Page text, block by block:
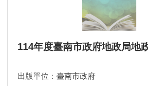
114年度臺南市政府地政局地
出版單位： 臺南市政府